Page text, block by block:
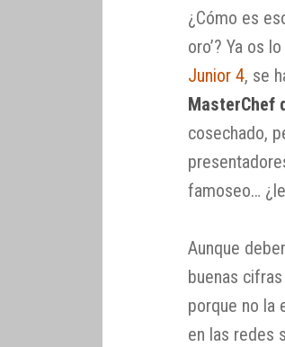
¿Cómo es
oro’? Ya os
Junior 4, se
MasterChef
cosechado,
famoseo…
Aunque
buenas
porque no la
en las redes